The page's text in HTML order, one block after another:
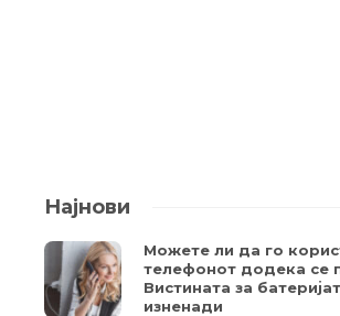
Најнови
Можете ли да го
телефонот додека се
Вистината за
изненади